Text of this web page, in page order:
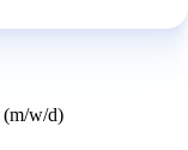
(m/w/d)